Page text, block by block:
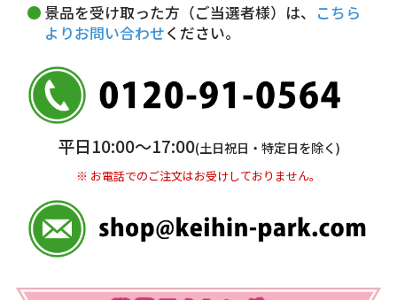
銀行振込(前払い)
普通 7263489
＜口座名＞ カ）ディースタイル
※ 振込み手数料お客様ご負担。
景品を受け取った方（ご当選者様）は、 こちら
よりお問い合わせください。
平日10:00〜17:00(土日祝日・特定日を除く)
※ お電話でのご注文はお受けしておりません。